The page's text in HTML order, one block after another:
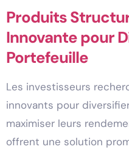
Produits
Innovante pour
Portefeuille
Les investisseurs
innovants pour
maximiser leurs
offrent une solution